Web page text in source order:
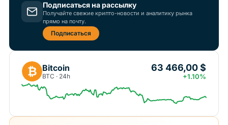
Подписаться на рассылку
Получайте свежие крипто-новости и аналитику рынка
прямо на почту.
Подписаться
₿ Bitcoin
BTC · 24h
63 466,00 $
+1.10%